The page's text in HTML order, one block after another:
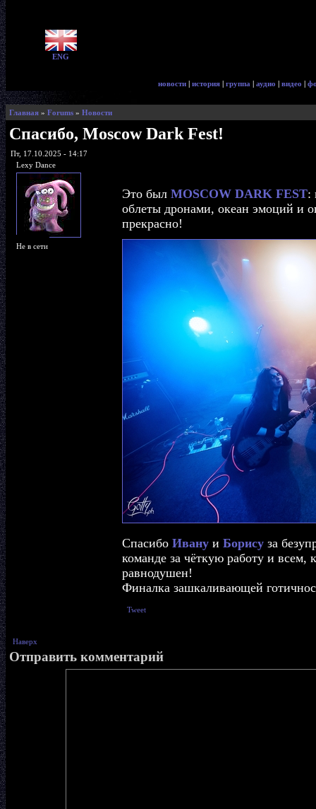
ENG
новости | история | группа | аудио | видео |
Главная » Forums » Новости
Спасибо, Moscow Dark Fest!
Пт, 17.10.2025 - 14:17
Lexy Dance
Не в сети
Это был MOSCOW DARK FEST:
облеты дронами, океан эмоций и
прекрасно!
Спасибо Ивану и Борису за
команде за чёткую работу и всем,
равнодушен!
Финалка зашкаливающей
Tweet
Наверх
Отправить комментарий